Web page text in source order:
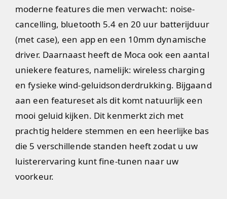
moderne features die men verwacht: noise-
cancelling, bluetooth 5.4 en 20 uur batterijduur
(met case), een app en een 10mm dynamische
driver. Daarnaast heeft de Moca ook een aantal
uniekere features, namelijk: wireless charging
en fysieke wind-geluidsonderdrukking. Bijgaand
aan een featureset als dit komt natuurlijk een
mooi geluid kijken. Dit kenmerkt zich met
prachtig heldere stemmen en een heerlijke bas
die 5 verschillende standen heeft zodat u uw
luisterervaring kunt fine-tunen naar uw
voorkeur.